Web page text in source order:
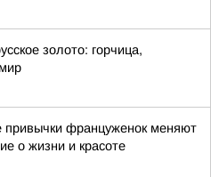
золото: горчица,
привычки француженок меняют
о жизни и красоте